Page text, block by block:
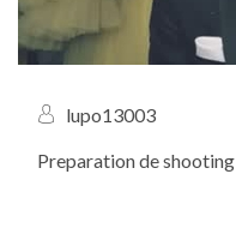
lupo13003
Preparation de shooting